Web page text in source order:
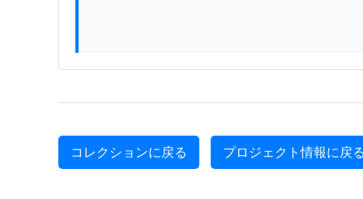
コレクションに戻る プロジェクト情報に戻